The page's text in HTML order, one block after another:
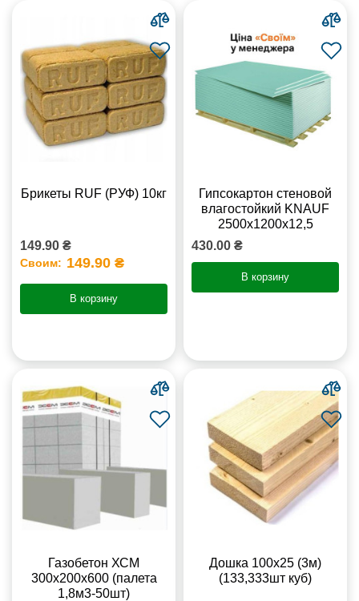
Брикеты RUF (РУФ) 10кг
149.90 ₴
Своим: 149.90 ₴
В корзину
Гипсокартон стеновой
влагостойкий KNAUF
2500х1200х12,5
430.00 ₴
В корзину
Газобетон ХСМ
300x200x600 (палета
1,8м3-50шт)
Дошка 100х25 (3м)
(133,333шт куб)